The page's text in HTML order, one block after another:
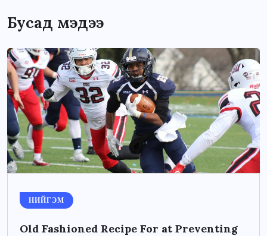
Бусад мэдээ
НИЙГЭМ
Old Fashioned Recipe For at Preventing